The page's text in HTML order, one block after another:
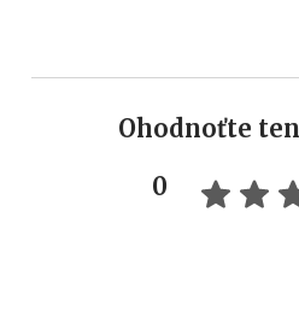
Ohodnoťte
0